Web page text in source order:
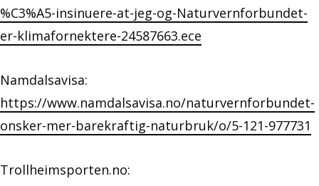
%C3%A5-insinuere-at-jeg-og-Naturvernforbundet-
er-klimafornektere-24587663.ece
Namdalsavisa:
https://www.namdalsavisa.no/naturvernforbundet-
onsker-mer-barekraftig-naturbruk/o/5-121-977731
Trollheimsporten.no: